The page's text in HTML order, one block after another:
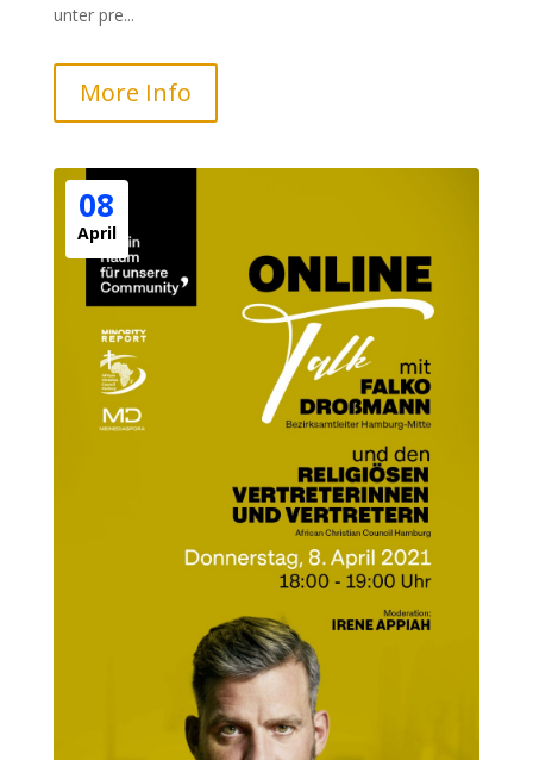
unter pre...
More Info
08
April